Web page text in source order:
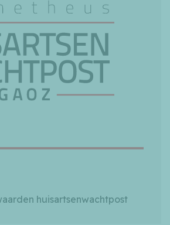
huisartsenwachtpost